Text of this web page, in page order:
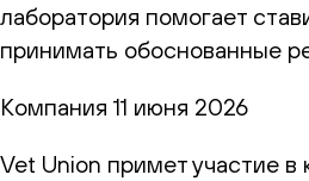
лаборатория помогает
принимать обоснованные
Компания 11 июня 2026
Vet Union примет участие в